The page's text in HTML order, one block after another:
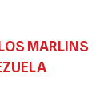
MARLINS